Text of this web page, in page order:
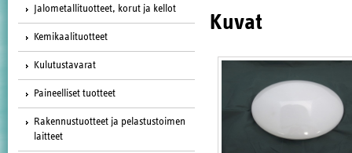
Jalometallituotteet, korut ja kellot
Kemikaalituotteet
Kulutustavarat
Paineelliset tuotteet
Rakennustuotteet ja pelastustoimen
laitteet
Kuvat